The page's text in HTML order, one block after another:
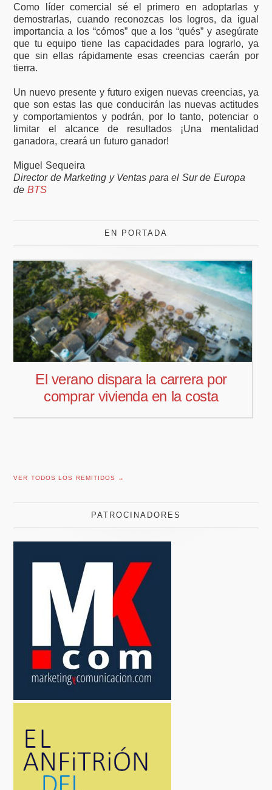
Como líder comercial sé el primero en adoptarlas y
demostrarlas, cuando reconozcas los logros, da igual
importancia a los “cómos” que a los “qués” y asegúrate
que tu equipo tiene las capacidades para lograrlo, ya
que sin ellas rápidamente esas creencias caerán por
tierra.
Un nuevo presente y futuro exigen nuevas creencias, ya
que son estas las que conducirán las nuevas actitudes
y comportamientos y podrán, por lo tanto, potenciar o
limitar el alcance de resultados ¡Una mentalidad
ganadora, creará un futuro ganador!
Miguel Sequeira
Director de Marketing y Ventas para el Sur de Europa
de BTS
EN PORTADA
Pedro Aguiar nuevo responsable
comercial para Offcoustic Iberia
VER TODOS LOS REMITIDOS →
PATROCINADORES